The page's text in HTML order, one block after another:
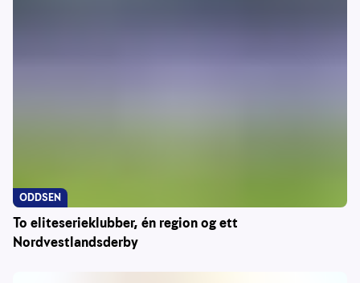
To eliteserieklubber, én region og ett
Nordvestlandsderby
ODDSEN